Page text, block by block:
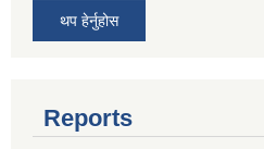
थप हेर्नुहोस
Reports